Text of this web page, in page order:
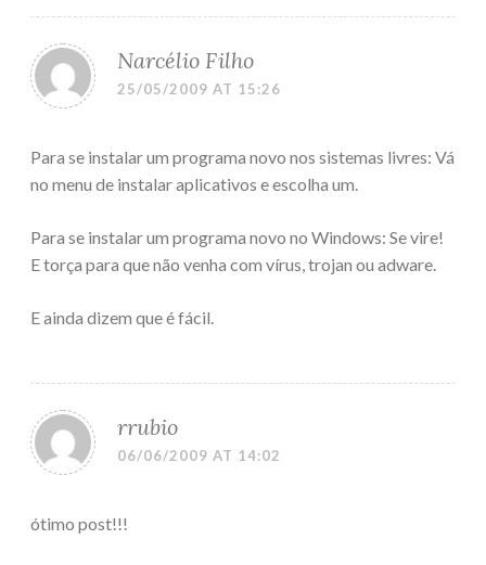
Narcélio Filho
25/05/2009 AT 15:26
Para se instalar um programa novo nos sistemas livres: Vá
no menu de instalar aplicativos e escolha um.
Para se instalar um programa novo no Windows: Se vire!
E torça para que não venha com vírus, trojan ou adware.
E ainda dizem que é fácil.
rrubio
06/06/2009 AT 14:02
ótimo post!!!